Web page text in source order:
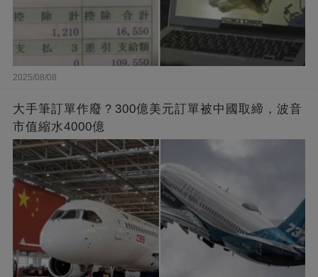
2025/08/08
大手筆訂單作廢？300億美元訂單被中國取締，波音
市值縮水4000億